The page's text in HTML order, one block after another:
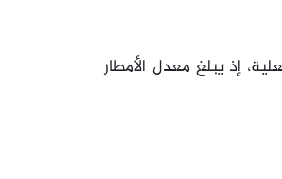
الزراعة البعلية، إذ يبلغ معدل الأمطار